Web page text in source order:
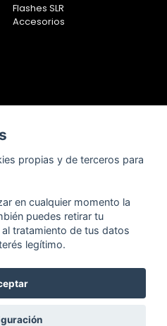
Flashes SLR
Accesorios
Fotonet, S.L. CIF. B-83430587
- 28037 Madrid - España
propias y de terceros para
en cualquier momento la
puedes retirar tu
tratamiento de tus datos
legítimo.